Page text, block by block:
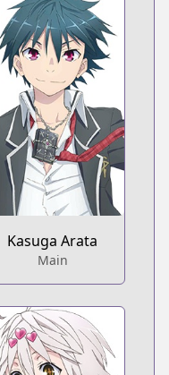
Kasuga Arata
Main